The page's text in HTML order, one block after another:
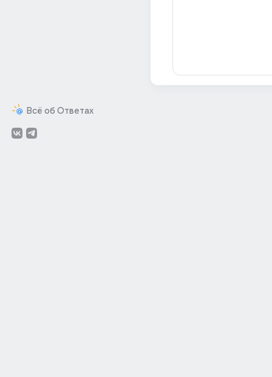
Всё об Ответах